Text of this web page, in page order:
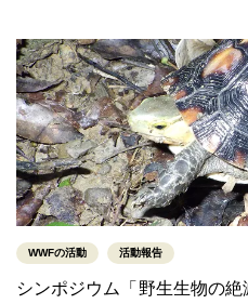
WWFの活動 活動報告
シンポジウム「野生生物の